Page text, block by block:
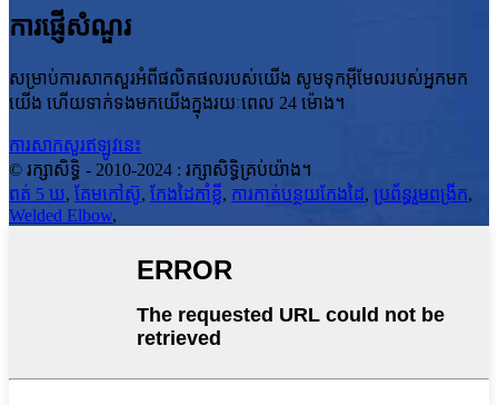
ការផ្ញើសំណួរ
សម្រាប់ការសាកសួរអំពីផលិតផលរបស់យើង សូមទុកអ៊ីមែលរបស់អ្នកមក
យើង ហើយទាក់ទងមកយើងក្នុងរយៈពេល 24 ម៉ោង។
ការសាកសួរឥឡូវនេះ
© រក្សាសិទ្ធិ - 2010-2024 : រក្សាសិទ្ធិគ្រប់យ៉ាង។
ពត់ 5 ឃ, គែមកៅស៊ូ, កែងដៃកាំខ្លី, ការកាត់បន្ថយកែងដៃ, ប្រព័ន្ធរួមពង្រីក,
Welded Elbow,